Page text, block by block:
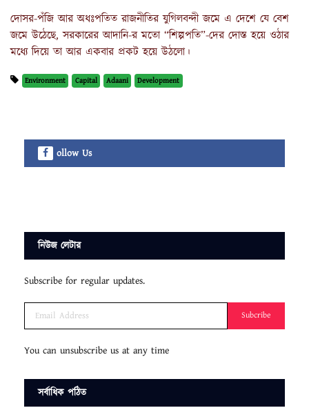
দোসর-পঁজি আর অধঃপতিত রাজনীতির যুগিলবন্দী জমে এ দেশে যে বেশ
জমে উঠেছে, সরকারের আদানি-র মতো “শিল্পপতি”-দের দোস্ত হয়ে ওঠার
মধ্যে দিয়ে তা আর একবার প্রকট হয়ে উঠলো।
Environment Capital Adaani Development
ollow Us
নিউজ লেটার
Subscribe for regular updates.
Subcribe
You can unsubscribe us at any time
সর্বাধিক পঠিত